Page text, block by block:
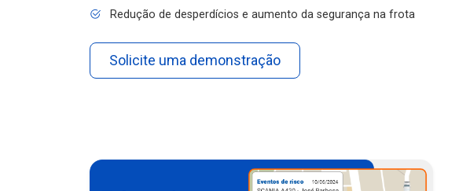
Redução de desperdícios e aumento da segurança na frota
Solicite uma demonstração